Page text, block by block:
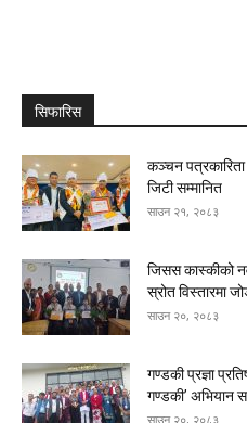
सिफारिस
कञ्चन
जिटी सम्मानित
साउन २१, २०८३
जिसस कास्कीको
स्रोत विस्तारमा
साउन २०, २०८३
गण्डकी प्रज्ञा
गण्डकी’ अभियान
साउन २०, २०८३